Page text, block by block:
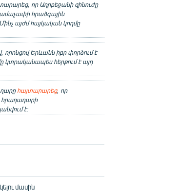
որ Ադրբեջանի զինուժը
հրաձգային
այժմ հայկական կողմը
Երևանն իբր փորձում է
կտրականապես հերքում է այդ
հայտարարեց, որ
հրադադարի
է:
մասին